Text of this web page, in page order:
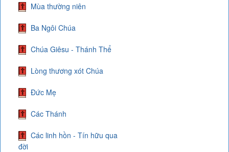
Mùa thường niên
Ba Ngôi Chúa
Chúa Giêsu - Thánh Thể
Lòng thương xót Chúa
Đức Mẹ
Các Thánh
Các linh hồn - Tín hữu qua
đời